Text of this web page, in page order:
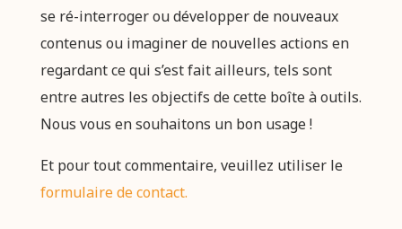
se ré-interroger ou développer de nouveaux
contenus ou imaginer de nouvelles actions en
regardant ce qui s’est fait ailleurs, tels sont
entre autres les objectifs de cette boîte à outils.
Nous vous en souhaitons un bon usage !
Et pour tout commentaire, veuillez utiliser le
formulaire de contact.